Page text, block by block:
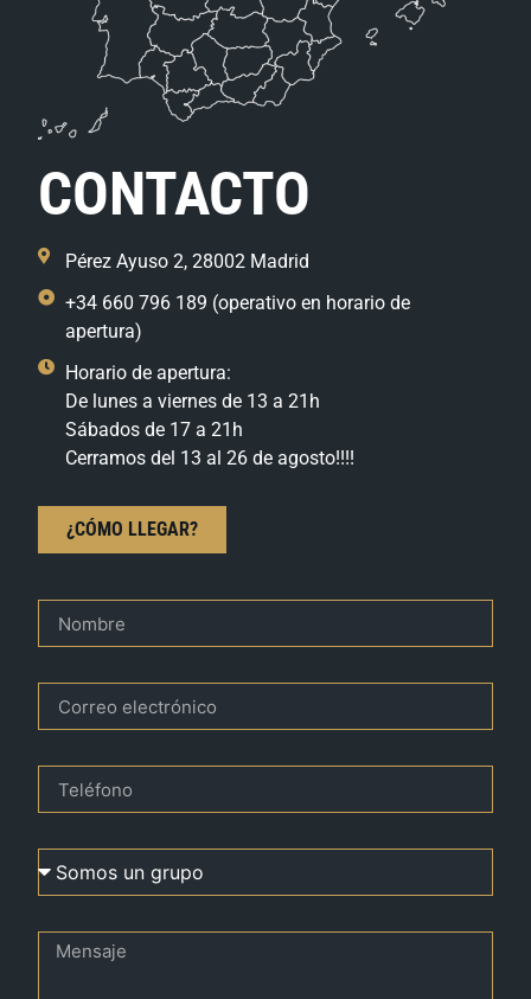
CONTACTO
Pérez Ayuso 2, 28002 Madrid
+34 660 796 189 (operativo en horario de
apertura)
Horario de apertura:
De lunes a viernes de 13 a 21h
Sábados de 17 a 21h
Cerramos del 13 al 26 de agosto!!!!
¿CÓMO LLEGAR?